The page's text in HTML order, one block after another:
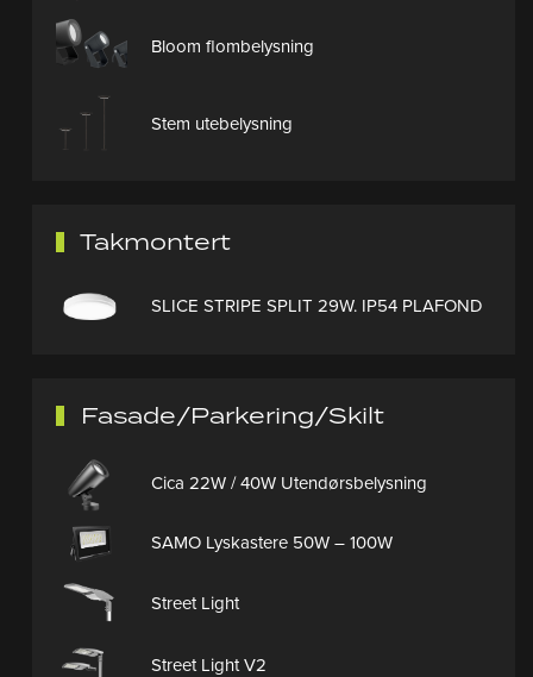
Bloom flombelysning
Stem utebelysning
Takmontert
SLICE STRIPE SPLIT 29W. IP54 PLAFOND
Fasade/Parkering/Skilt
Cica 22W / 40W Utendørsbelysning
SAMO Lyskastere 50W – 100W
Street Light
Street Light V2